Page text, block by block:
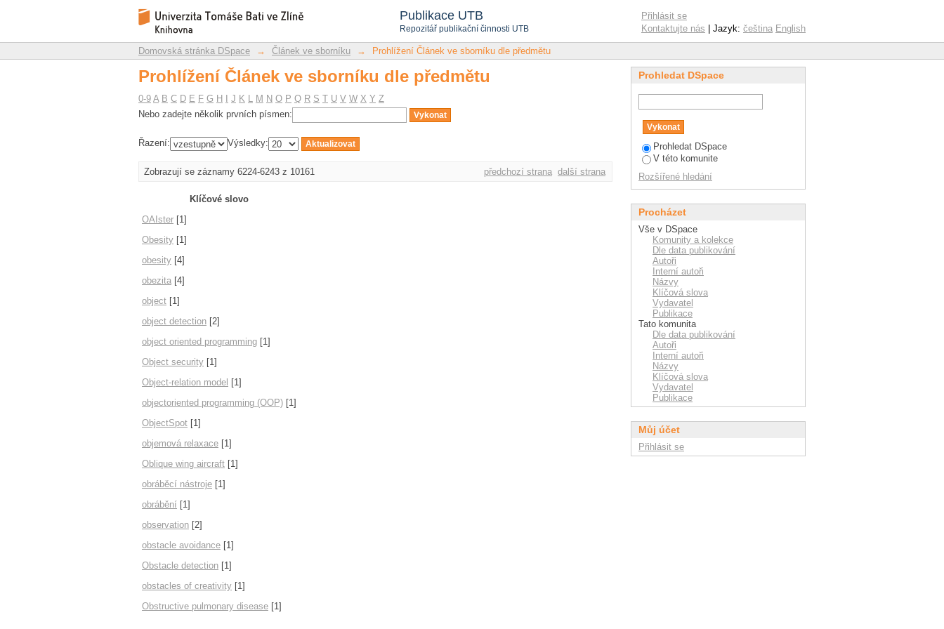
Publikace UTB
Repozitář publikační činnosti UTB
Prohlížení Článek ve sborníku dle předmětu
Repozitář DSpace/Manakin
Přihlásit se
Kontaktujte nás | Jazyk: čeština English
Domovská stránka DSpace → Článek ve sborníku → Prohlížení Článek ve sborníku dle předmětu
Prohlížení Článek ve sborníku dle předmětu
0-9 A B C D E F G H J K L M N O P Q R S T U V W X Y Z
Nebo zadejte několik prvních písmen:
Řazení: Výsledky:
Zobrazují se záznamy 6224-6243 z 10161 předchozí strana další strana
Klíčové slovo
OAIster [1]
Obesity [1]
obesity [4]
obezita [4]
object [1]
object detection [2]
object oriented programming [1]
Object security [1]
Object-relation model [1]
objectoriented programming (OOP) [1]
ObjectSpot [1]
objemová relaxace [1]
Oblique wing aircraft [1]
obráběcí nástroje [1]
obrábění [1]
observation [2]
obstacle avoidance [1]
Obstacle detection [1]
obstacles of creativity [1]
Obstructive pulmonary disease [1]
Prohledat DSpace
Prohledat DSpace
V této komunite
Rozšířené hledání
Procházet
Vše v DSpace
Komunity a kolekce
Dle data publikování
Autoři
Interní autoři
Názvy
Klíčová slova
Vydavatel
Publikace
Tato komunita
Dle data publikování
Autoři
Interní autoři
Názvy
Klíčová slova
Vydavatel
Publikace
Můj účet
Přihlásit se